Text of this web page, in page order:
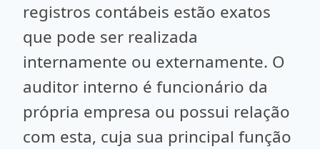
registros contábeis estão exatos
que pode ser realizada
internamente ou externamente. O
auditor interno é funcionário da
própria empresa ou possui relação
com esta, cuja sua principal função